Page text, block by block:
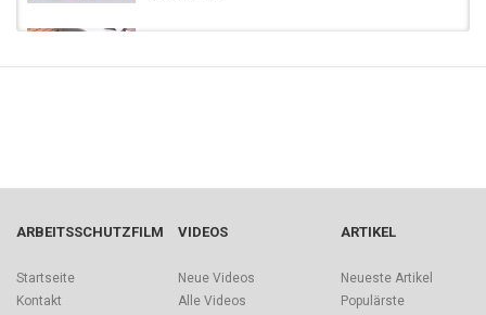
Arbeitsbühne am Beispiel einer LK270
Alles aus einer Hand
ARBEITSSCHUTZFILM
Startseite
Kontakt
VIDEOS
Neue Videos
Alle Videos
ARTIKEL
Neueste Artikel
Populärste